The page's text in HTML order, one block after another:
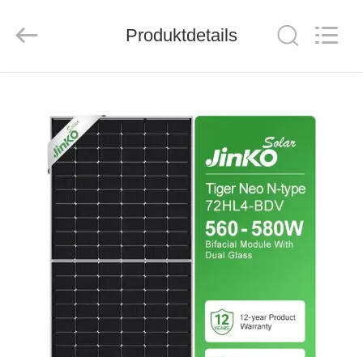
PRODUKTE
VIDEOS
ÜBER
FABRIK
TOUR
Produktdetails